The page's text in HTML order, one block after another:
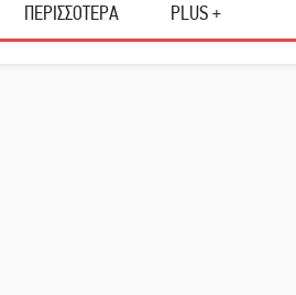
ΠΕΡΙΣΣΟΤΕΡΑ PLUS +